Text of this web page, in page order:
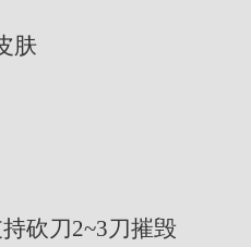
肤
砍刀2~3刀摧毁